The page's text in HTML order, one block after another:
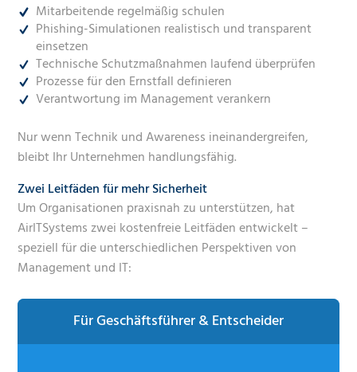
Mitarbeitende regelmäßig schulen
Phishing-Simulationen realistisch und transparent
einsetzen
Technische Schutzmaßnahmen laufend überprüfen
Prozesse für den Ernstfall definieren
Verantwortung im Management verankern
Nur wenn Technik und Awareness ineinandergreifen,
bleibt Ihr Unternehmen handlungsfähig.
Zwei Leitfäden für mehr Sicherheit
Um Organisationen praxisnah zu unterstützen, hat
AirITSystems zwei kostenfreie Leitfäden entwickelt –
speziell für die unterschiedlichen Perspektiven von
Management und IT:
Für Geschäftsführer & Entscheider